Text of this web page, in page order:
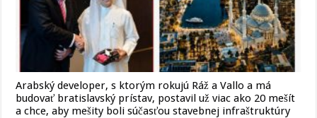
Arabský developer, s ktorým rokujú Ráž a Vallo a má
budovať bratislavský prístav, postavil už viac ako 20 mešít
a chce, aby mešity boli súčasťou stavebnej infraštruktúry